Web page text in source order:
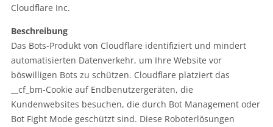
Cloudflare Inc.
Beschreibung
Das Bots-Produkt von Cloudflare identifiziert und mindert
automatisierten Datenverkehr, um Ihre Website vor
böswilligen Bots zu schützen. Cloudflare platziert das
__cf_bm-Cookie auf Endbenutzergeräten, die
Kundenwebsites besuchen, die durch Bot Management oder
Bot Fight Mode geschützt sind. Diese Roboterlösungen